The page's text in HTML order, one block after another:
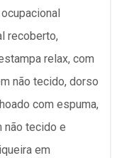
recoberto,
relax, com
não tecido, dorso
com espuma,
não tecido e
em